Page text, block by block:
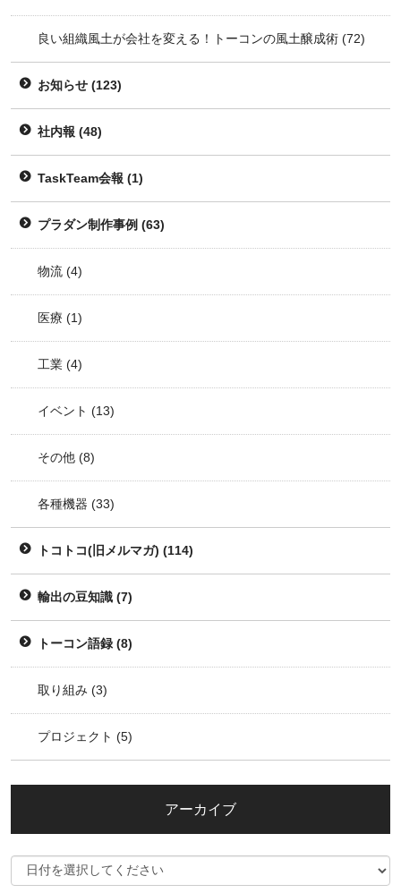
良い組織風土が会社を変える！トーコンの風土醸成術 (72)
お知らせ (123)
社内報 (48)
TaskTeam会報 (1)
プラダン制作事例 (63)
物流 (4)
医療 (1)
工業 (4)
イベント (13)
その他 (8)
各種機器 (33)
トコトコ(旧メルマガ) (114)
輸出の豆知識 (7)
トーコン語録 (8)
取り組み (3)
プロジェクト (5)
アーカイブ